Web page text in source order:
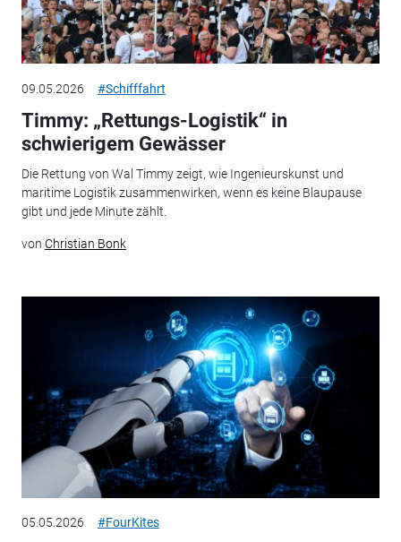
09.05.2026 #Schifffahrt
Timmy: „Rettungs-Logistik“ in
schwierigem Gewässer
Die Rettung von Wal Timmy zeigt, wie Ingenieurskunst und
maritime Logistik zusammenwirken, wenn es keine Blaupause
gibt und jede Minute zählt.
von Christian Bonk
05.05.2026 #FourKites